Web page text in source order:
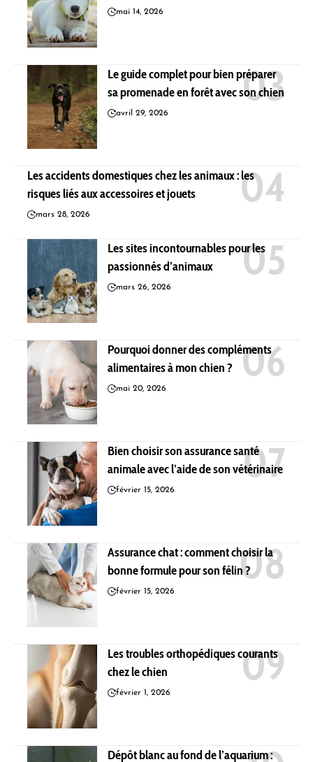
mai 14, 2026
Le guide complet pour bien préparer
sa promenade en forêt avec son chien
avril 29, 2026
Les accidents domestiques chez les animaux : les
risques liés aux accessoires et jouets
mars 28, 2026
Les sites incontournables pour les
passionnés d’animaux
mars 26, 2026
Pourquoi donner des compléments
alimentaires à mon chien ?
mai 20, 2026
Bien choisir son assurance santé
animale avec l’aide de son vétérinaire
février 15, 2026
Assurance chat : comment choisir la
bonne formule pour son félin ?
février 15, 2026
Les troubles orthopédiques courants
chez le chien
février 1, 2026
Dépôt blanc au fond de l’aquarium :